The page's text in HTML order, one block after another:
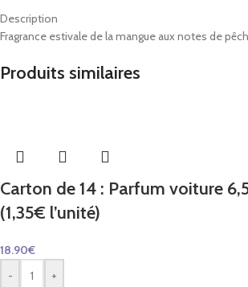
Description
Fragrance estivale de la mangue aux notes de
Produits similaires
Carton de 14 : Parfum voiture
(1,35€ l’unité)
18.90€
-
+